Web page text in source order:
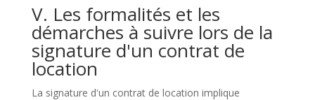
V. Les formalités et les
démarches à suivre lors de la
signature d'un contrat de
location
La signature d'un contrat de location implique